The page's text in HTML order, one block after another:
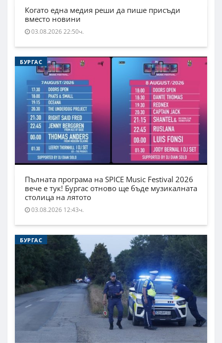
Когато една медия реши да пише присъди
вместо новини
03.08.2026 22:50ч.
БУРГАС
Пълната програма на SPICE Music Festival 2026
вече е тук! Бургас отново ще бъде музикалната
столица на лятото
03.08.2026 12:43ч.
БУРГАС